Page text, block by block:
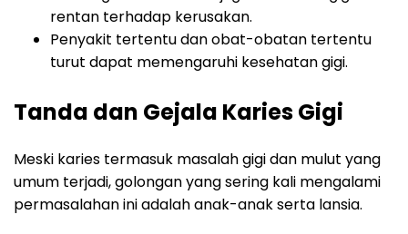
rentan terhadap kerusakan.
Penyakit tertentu dan obat-obatan tertentu
turut dapat memengaruhi kesehatan gigi.
Tanda dan Gejala Karies Gigi
Meski karies termasuk masalah gigi dan mulut yang
umum terjadi, golongan yang sering kali mengalami
permasalahan ini adalah anak-anak serta lansia.